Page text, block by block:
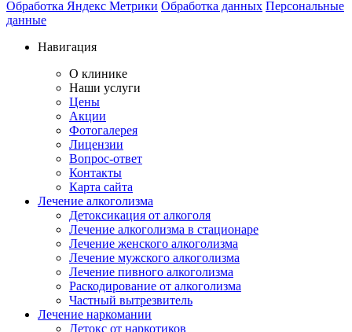
Обработка Яндекс Метрики Обработка данных Персональные
данные
Навигация
О клинике
Наши услуги
Цены
Акции
Фотогалерея
Лицензии
Вопрос-ответ
Контакты
Карта сайта
Лечение алкоголизма
Детоксикация от алкоголя
Лечение алкоголизма в стационаре
Лечение женского алкоголизма
Лечение мужского алкоголизма
Лечение пивного алкоголизма
Раскодирование от алкоголизма
Частный вытрезвитель
Лечение наркомании
Детокс от наркотиков